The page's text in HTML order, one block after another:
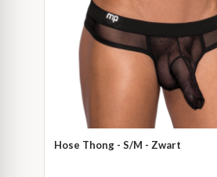
Hose Thong - S/M - Zwart